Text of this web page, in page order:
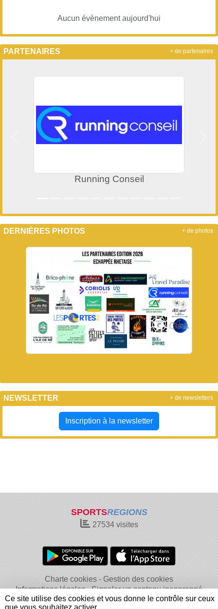
Aucun évènement aujourd'hui
PARTENAIRES
Running Conseil
Précedent
+ de partenaires
DERNIÈRES PHOTOS + de photos
NEWSLETTER
Inscription à la newsletter
+ de newsletters
SPORTSREGIONS
27534visites
Charte cookies
Gestion des cookies
Informations légales
Signaler un contenu inapproprié
Ce site utilise des cookies et vous donne le contrôle sur ceux
que vous souhaitez activer